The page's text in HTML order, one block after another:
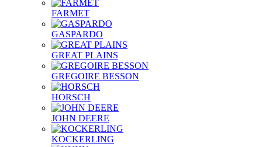
FARMET
GASPARDO
GREAT PLAINS
GREGOIRE BESSON
HORSCH
JOHN DEERE
KOCKERLING